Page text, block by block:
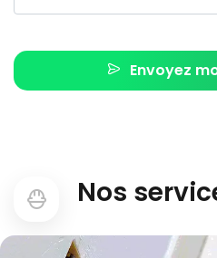
Envoyez
Nos